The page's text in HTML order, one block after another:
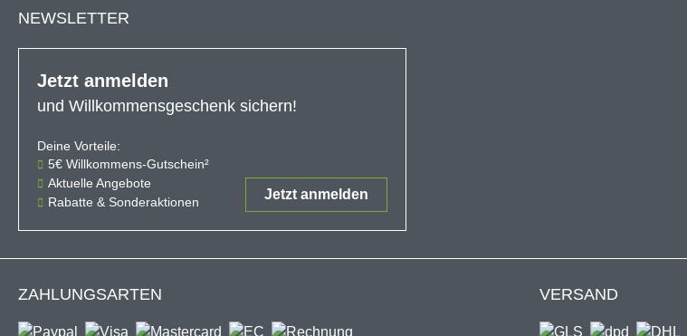
NEWSLETTER
Jetzt anmelden
und Willkommensgeschenk sichern!
Deine Vorteile:
5€ Willkommens-Gutschein²Der 5€-Gutschein ist ab einem Einkaufswert von 50€ gültig und nur einmal pro
Aktuelle Angebote
Rabatte & Sonderaktionen
Jetzt anmelden
ZAHLUNGSARTEN VERSAND